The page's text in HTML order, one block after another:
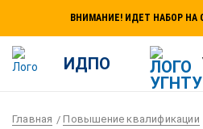
ВНИМАНИЕ! ИДЕТ НАБОР НА
ИДПО
Главная Повышение квалификации